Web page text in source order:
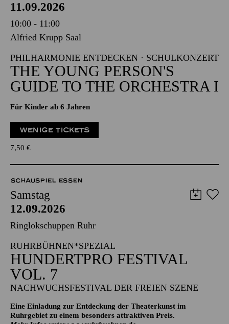
11.09.2026
10:00 - 11:00
Alfried Krupp Saal
PHILHARMONIE ENTDECKEN · SCHULKONZERT
THE YOUNG PERSON'S
GUIDE TO THE ORCHESTRA I
Für Kinder ab 6 Jahren
WENIGE TICKETS
7,50 €
SCHAUSPIEL ESSEN
Samstag
12.09.2026
Ringlokschuppen Ruhr
RUHRBÜHNEN*SPEZIAL
HUNDERTPRO FESTIVAL
VOL. 7
NACHWUCHSFESTIVAL DER FREIEN SZENE
Eine Einladung zur Entdeckung der Theaterkunst im
Ruhrgebiet zu einem besonders attraktiven Preis.